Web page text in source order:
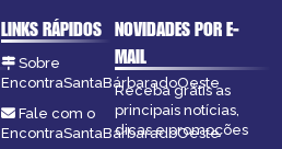
LINKS RÁPIDOS
Sobre
EncontraSantaBárbaradoOeste
Fale com o
EncontraSantaBárbaradoOeste
NOVIDADES POR E-
MAIL
Receba grátis as
principais notícias,
dicas e promoções